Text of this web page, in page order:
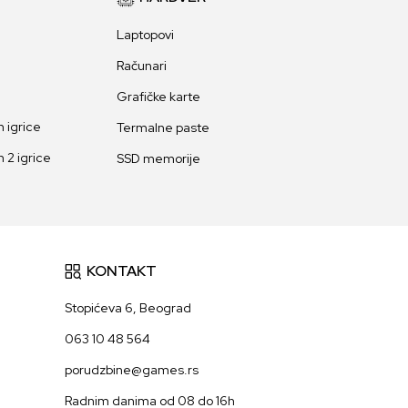
igrice
2 igrice
Laptopovi
Računari
Grafičke karte
Termalne paste
SSD memorije
KONTAKT
Stopićeva 6, Beograd
063 10 48 564
porudzbine@games.rs
Radnim danima od 08 do 16h